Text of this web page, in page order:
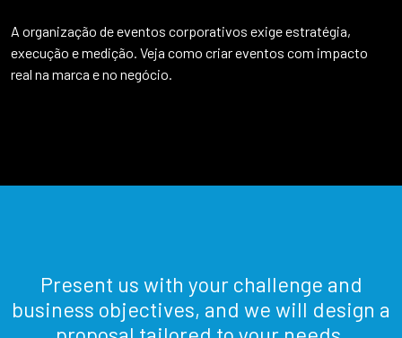
A organização de eventos corporativos exige estratégia,
execução e medição. Veja como criar eventos com impacto
real na marca e no negócio.
Present us with your challenge and
business objectives, and we will design a